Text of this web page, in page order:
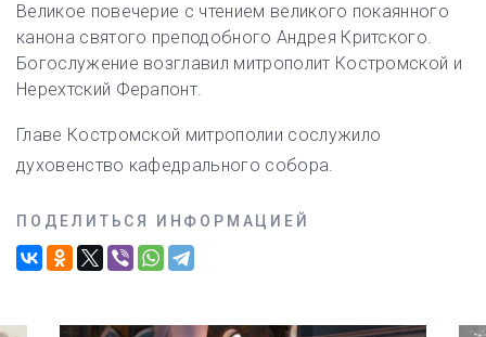
Великое повечерие с чтением великого покаянного
канона святого преподобного Андрея Критского.
Богослужение возглавил митрополит Костромской и
Нерехтский Ферапонт.
Главе Костромской митрополии сослужило
духовенство кафедрального собора.
ПОДЕЛИТЬСЯ ИНФОРМАЦИЕЙ